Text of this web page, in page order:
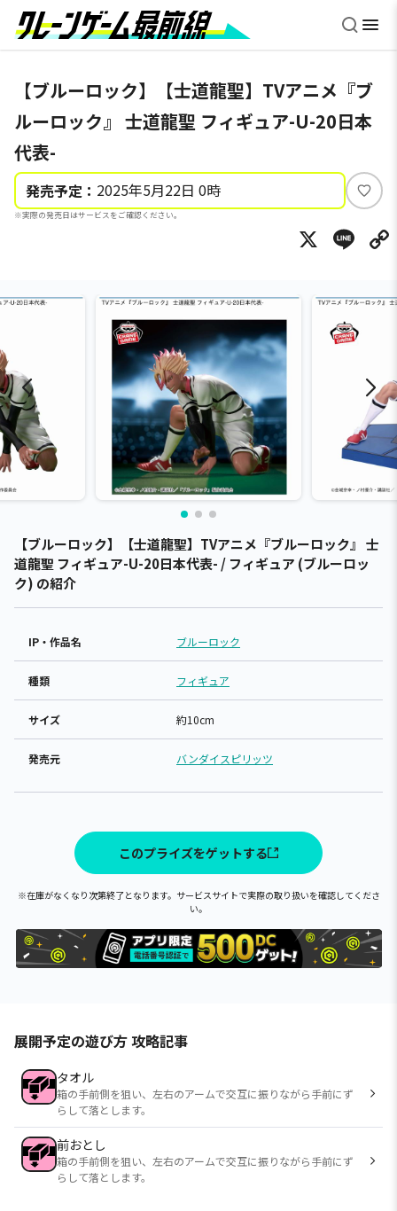
【ブルーロック】【士道龍聖】TVアニメ『ブ
ルーロック』 士道龍聖 フィギュア-U-20日本
代表-
発売予定： 2025年5月22日 0時
※実際の発売日はサービスをご確認ください。
い
ね
X
【ブルーロック】【士道龍聖】TVアニメ『ブルーロック』 士
道龍聖 フィギュア-U-20日本代表- / フィギュア (ブルーロッ
ク) の紹介
IP・作品名 ブルーロック
種類 フィギュア
サイズ 約10cm
発売元 バンダイスピリッツ
このプライズをゲットする
※在庫がなくなり次第終了となります。サービスサイトで実際の取り扱いを確認してくださ
い。
展開予定の遊び方 攻略記事
タオル
箱の手前側を狙い、左右のアームで交互に振りながら手前にず
らして落とします。
前おとし
箱の手前側を狙い、左右のアームで交互に振りながら手前にず
らして落とします。